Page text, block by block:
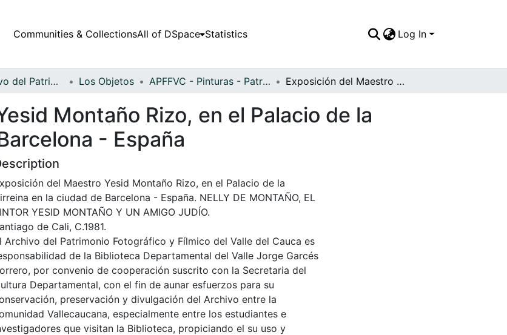
Communities & CollectionsAll of DSpace Statistics Log In
Fondo Archivo del Patrimonio Fotográfico y Fílmico del Valle del Cauca Los Objetos APFFVC - Pinturas - Patrimonial Exposición del Maestro Yesid Montaño Rizo, en el Palacio de la Virreina en la ciudad de Barcelona - España
Montaño Rizo, en el Palacio de la
- España
del Maestro Yesid Montaño Rizo, en el Palacio de la
en la ciudad de Barcelona - España. NELLY DE MONTAÑO, EL
YESID MONTAÑO Y UN AMIGO JUDÍO.
de Cali, C.1981.
Archivo del Patrimonio Fotográfico y Fílmico del Valle del Cauca es
de la Biblioteca Departamental del Valle Jorge Garcés
por convenio de cooperación suscrito con la Secretaria del
Departamental, con el fin de aunar esfuerzos para su
preservación y divulgación del Archivo entre la
Vallecaucana, especialmente entre los estudiantes e
que visitan la Biblioteca, propiciando el su uso y